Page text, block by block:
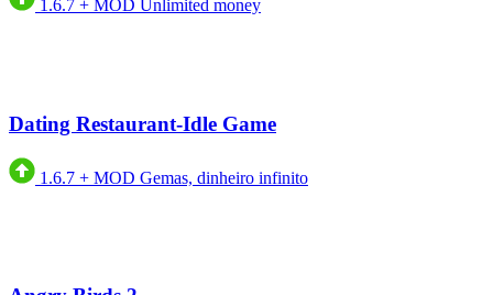
1.6.7 + MOD Unlimited money
Dating Restaurant-Idle Game
1.6.7 + MOD Gemas, dinheiro infinito